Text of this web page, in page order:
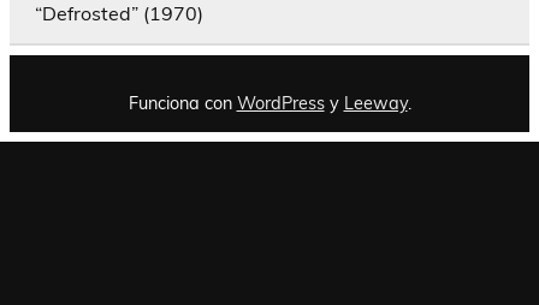
“Defrosted” (1970)
Funciona con WordPressy Leeway.